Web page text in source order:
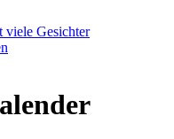
viele Gesichter